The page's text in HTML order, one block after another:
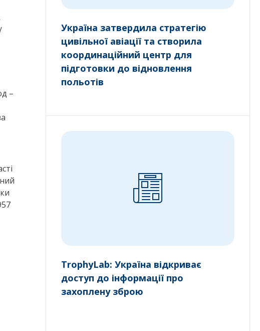
–
Україна затвердила стратегію
цивільної авіації та створила
координаційний центр для
підготовки до відновлення
польотів
TrophyLab: Україна відкриває
доступ до інформації про
захоплену зброю